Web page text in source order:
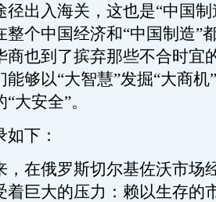
径出入海关，这也是“中国
整个中国经济和“中国制造”
商也到了摈弃那些不合时宜
能够以“大智慧”发掘“大商机
大安全”。
下：
在俄罗斯切尔基佐沃市场
着巨大的压力：赖以生存的